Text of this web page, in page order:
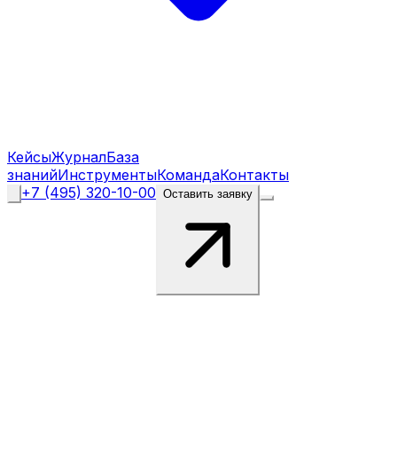
КейсыЖурналБаза
знанийИнструментыКомандаКонтакты
+7 (495) 320-10-00 Оставить заявку